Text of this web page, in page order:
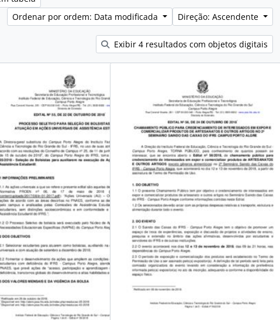
Ordenar por ordem: Data modificada
Direção: Ascendente
Exibir 4 resultados com objetos digitais